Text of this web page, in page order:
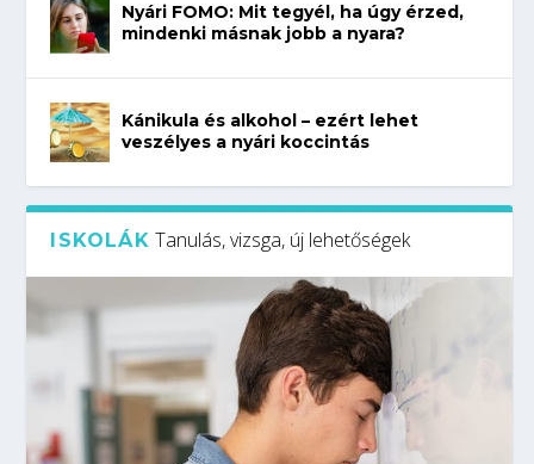
Nyári FOMO: Mit tegyél, ha úgy érzed,
mindenki másnak jobb a nyara?
Kánikula és alkohol – ezért lehet
veszélyes a nyári koccintás
ISKOLÁK Tanulás, vizsga, új lehetőségek